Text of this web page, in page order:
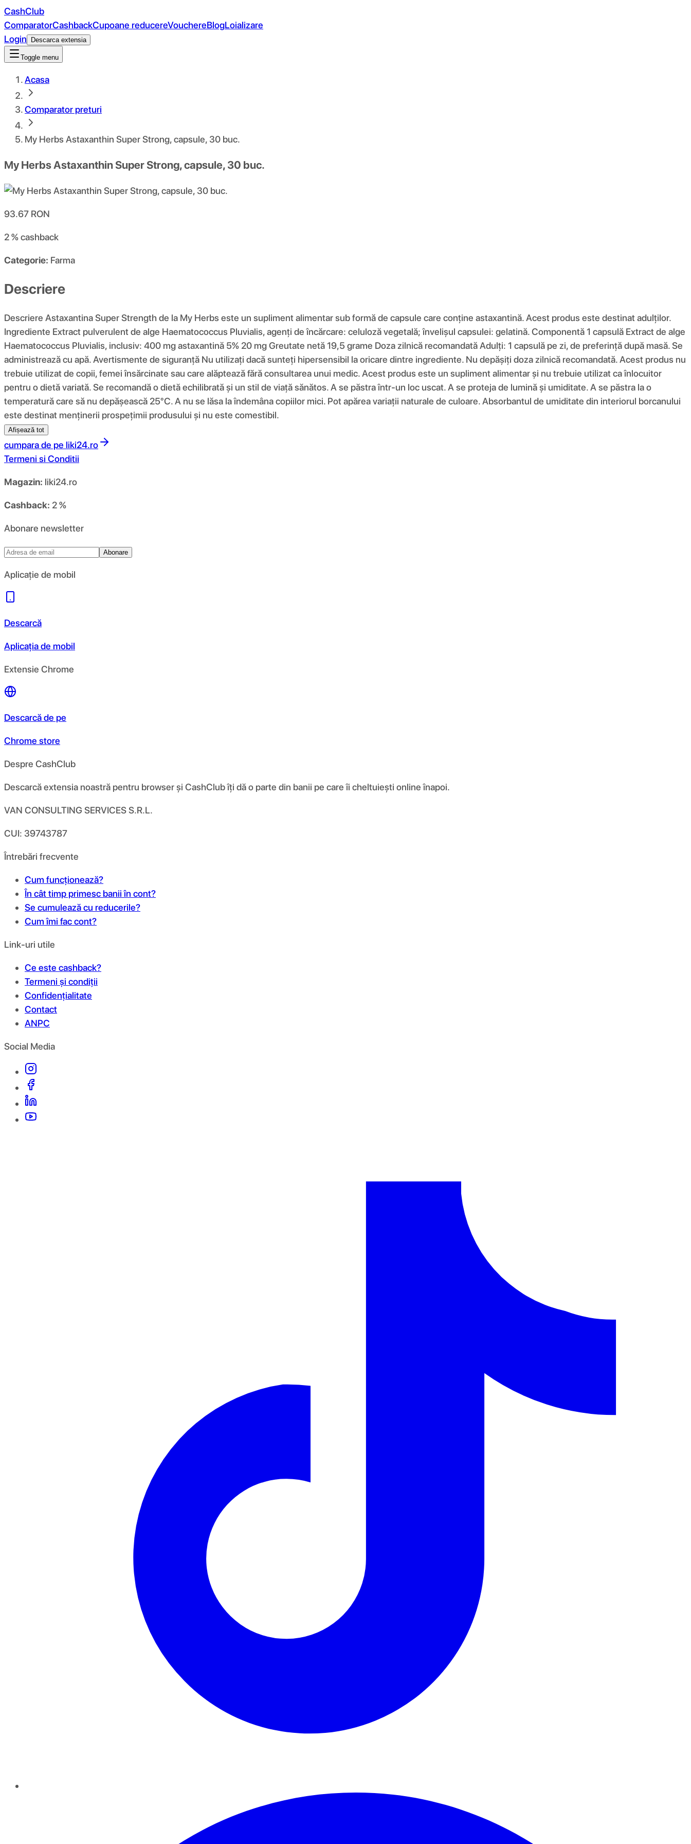
CashClub
ComparatorCashbackCupoane reducereVouchereBlogLoializare
Login
Descarca extensia
Toggle menu
Acasa
Comparator preturi
My Herbs Astaxanthin Super Strong, capsule, 30 buc.
My Herbs Astaxanthin Super Strong, capsule, 30 buc.
93.67 RON
2 %cashback
Categorie: Farma
Descriere
Descriere Astaxantina Super Strength de la My Herbs este un supliment alimentar sub formă de capsule care conține astaxantină. Acest produs este destinat adulților.
Ingrediente Extract pulverulent de alge Haematococcus Pluvialis, agenți de încărcare: celuloză vegetală; învelișul capsulei: gelatină. Componentă 1 capsulă Extract de alge
Haematococcus Pluvialis, inclusiv: 400 mg astaxantină 5% 20 mg Greutate netă 19,5 grame Doza zilnică recomandată Adulți: 1 capsulă pe zi, de preferință după masă. Se
administrează cu apă. Avertismente de siguranță Nu utilizați dacă sunteți hipersensibil la oricare dintre ingrediente. Nu depășiți doza zilnică recomandată. Acest produs nu
trebuie utilizat de copii, femei însărcinate sau care alăptează fără consultarea unui medic. Acest produs este un supliment alimentar și nu trebuie utilizat ca înlocuitor
pentru o dietă variată. Se recomandă o dietă echilibrată și un stil de viață sănătos. A se păstra într-un loc uscat. A se proteja de lumină și umiditate. A se păstra la o
temperatură care să nu depășească 25°C. A nu se lăsa la îndemâna copiilor mici. Pot apărea variații naturale de culoare. Absorbantul de umiditate din interiorul borcanului
este destinat menținerii prospețimii produsului și nu este comestibil.
Afișează tot
cumpara de pe liki24.ro
Termeni si Conditii
Magazin: liki24.ro
Cashback: 2 %
Abonare newsletter
Abonare
Aplicație de mobil
Descarcă
Aplicația de mobil
Extensie Chrome
Descarcă de pe
Chrome store
Despre CashClub
Descarcă extensia noastră pentru browser și CashClub îți dă o parte din banii pe care îi cheltuiești online înapoi.
VAN CONSULTING SERVICES S.R.L.
CUI: 39743787
Întrebări frecvente
Cum funcționează?
În cât timp primesc banii în cont?
Se cumulează cu reducerile?
Cum îmi fac cont?
Link-uri utile
Ce este cashback?
Termeni și condiții
Confidențialitate
Contact
ANPC
Social Media